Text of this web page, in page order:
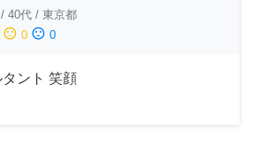
/ 40代 / 東京都
sentiment_neutral 0 sentiment_dissatisfied 0
ント 笑顔